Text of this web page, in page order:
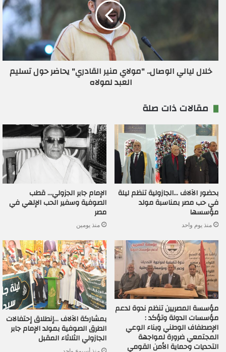
خلال ليالي الوصال.. "مولاي منير القادري" يحاضر حول تسليم
العبد لمولاه
مقالات ذات صلة
بحضور الآلاف …الجازولية تنظم ليلة
في حب مصر بمناسبة مولد
مؤسسها
منذ يوم واحد
الإمام جابر الجزولي… قطب
الصوفية وسفير الحب الإلهي في
مصر
منذ يومين
مؤسسة المصريين تنظم ندوة لدعم
مؤسسات الدولة وتؤكد :
الإصطفاف الوطني وبناء الوعي
المجتمعي ضرورة لمواجهة
التحديات وحماية الأمن القومي
بمشاركة الآلاف …إنطلاق إحتفالات
الطرق الصوفية بمولد الإمام جابر
الجازولي الثلاثاء المقبل